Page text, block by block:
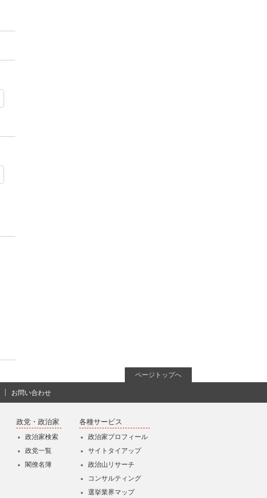
ページトップへ
お問い合わせ
政党・政治家
政治家検索
政党一覧
閣僚名簿
各種サービス
政治家プロフィール
サイトタイアップ
政治山リサーチ
コンサルティング
選挙業界マップ